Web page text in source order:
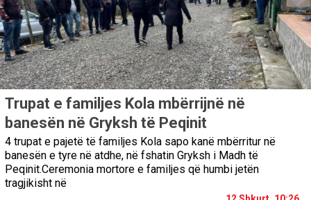
Trupat e familjes Kola mbërrijnë në
banesën në Gryksh të Peqinit
4 trupat e pajetë të familjes Kola sapo kanë mbërritur në
banesën e tyre në atdhe, në fshatin Gryksh i Madh të
Peqinit.Ceremonia mortore e familjes që humbi jetën
tragjikisht në